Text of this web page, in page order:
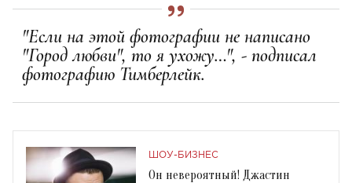
"Если на этой фотографии не написано
"Город любви", то я ухожу…", - подписал
фотографию Тимберлейк.
ШОУ-БИЗНЕС
Он невероятный! Джастин